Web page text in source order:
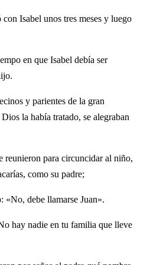
Isabel unos tres meses y luego
en que Isabel debía ser
y parientes de la gran
la había tratado, se alegraban
reunieron para circuncidar al niño,
como su padre;
«No, debe llamarse Juan».
hay nadie en tu familia que lleve